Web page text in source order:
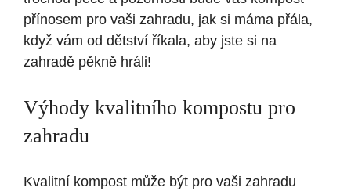
přínosem pro vaši zahradu, jak si máma přála,
když vám od dětství říkala, aby jste si na
zahradě pěkně hráli!
Výhody kvalitního kompostu pro
zahradu
Kvalitní kompost může být pro vaši zahradu